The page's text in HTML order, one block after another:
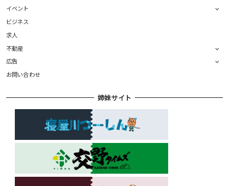
イベント
ビジネス
求人
不動産
広告
お問い合わせ
姉妹サイト